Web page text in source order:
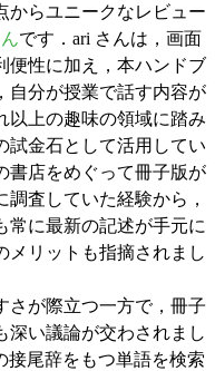
らユニークなレビュー
です．ari さんは，画面
便性に加え，本ハンドブ
自分が授業で話す内容が
以上の趣味の領域に踏み
試金石として活用してい
書店をめぐって冊子版が
査していた経験から，
常に最新の記述が手元に
メリットも指摘されまし
が際立つ一方で，冊子
深い議論が交わされまし
接尾辞をもつ単語を検索